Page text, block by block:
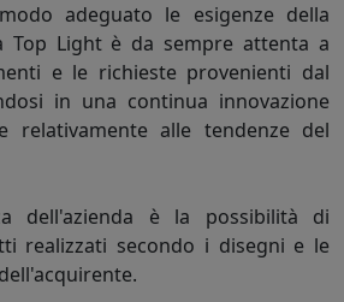
adeguato le esigenze della
Top Light è da sempre attenta a
e le richieste provenienti dal
in una continua innovazione
relativamente alle tendenze del
dell'azienda è la possibilità di
realizzati secondo i disegni e le